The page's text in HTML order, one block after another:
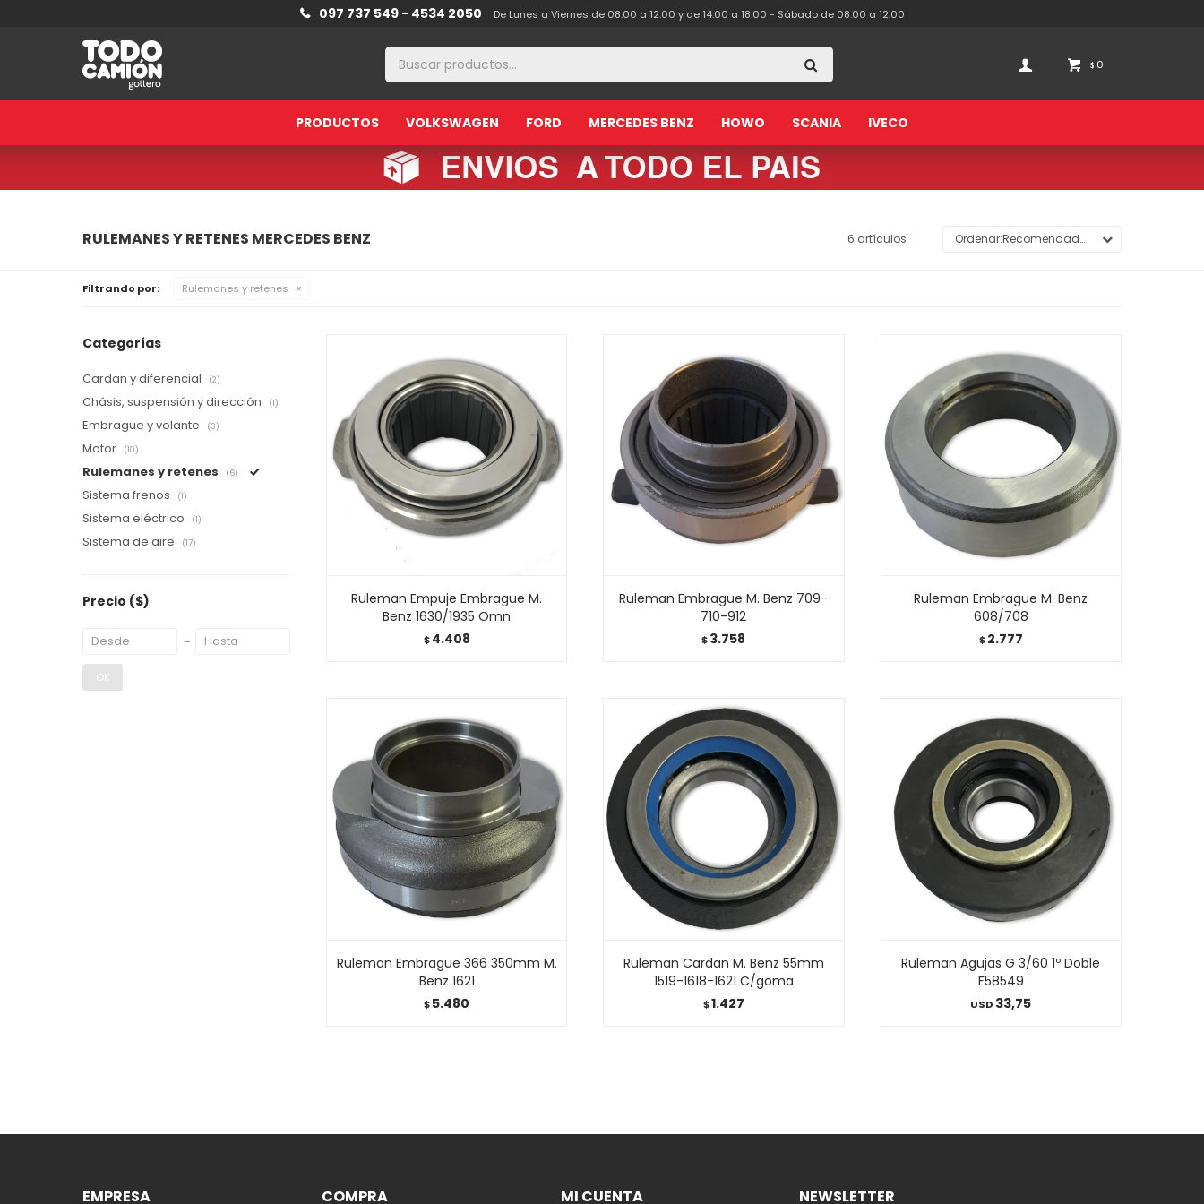
PRODUCTOS VOLKSWAGEN FORD MERCEDES BENZ HOWO SCANIA IVECO
$ 0
097 737 549 - 4534 2050 De Lunes a Viernes de 08:00 a 12:00 y de 14:00 a 18:00 - Sábado de 08:00 a 12:00
RULEMANES Y RETENES MERCEDES BENZ 6 artículos Recomendados
Filtrando por: Rulemanes y retenes
Ruleman Empuje Embrague M.
Benz 1630/1935 Omn
$ 4.408
Ruleman Embrague M. Benz 709-
710-912
$3.758
Ruleman Embrague M. Benz
608/708
$ 2.777
Ruleman Embrague 366 350mm M.
Benz 1621
$5.480
Ruleman Cardan M. Benz 55mm
1519-1618-1621 C/goma
$1.427
Ruleman Agujas G 3/60 1º Doble
F58549
USD 33,75
Categorías
Cardan y diferencial (2)
Chásis, suspensión y dirección (1)
Embrague y volante (3)
Motor (10)
Rulemanes y retenes (6)
Sistema frenos (1)
Sistema eléctrico (1)
Sistema de aire (17)
Precio ($)
OK
EMPRESA COMPRA MI CUENTA NEWSLETTER